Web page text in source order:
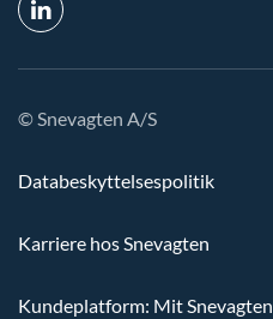
© Snevagten A/S
Databeskyttelsespolitik
Karriere hos Snevagten
Kundeplatform: Mit Snevagten